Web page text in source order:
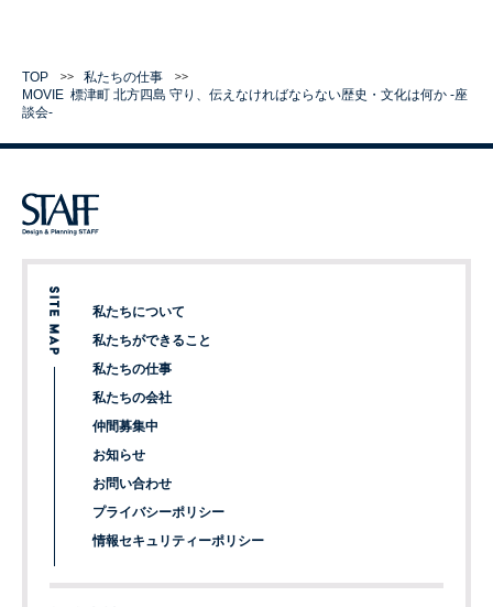
TOP
私たちの仕事
MOVIE 標津町 北方四島 守り、伝えなければならない歴史・文化は何か -座
談会-
私たちについて
私たちができること
私たちの仕事
私たちの会社
仲間募集中
お知らせ
お問い合わせ
プライバシーポリシー
情報セキュリティーポリシー